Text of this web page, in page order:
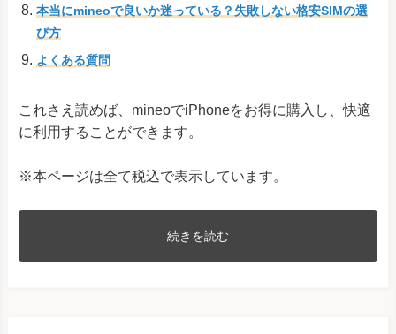
本当にmineoで良いか迷っている？失敗しない格安SIMの選
び方
よくある質問
これさえ読めば、mineoでiPhoneをお得に購入し、快適
に利用することができます。
※本ページは全て税込で表示しています。
続きを読む